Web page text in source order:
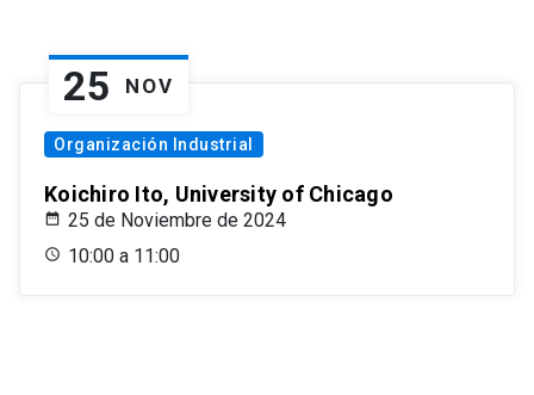
25 NOV
Organización Industrial
Koichiro Ito, University of Chicago
25 de Noviembre de 2024
10:00 a 11:00